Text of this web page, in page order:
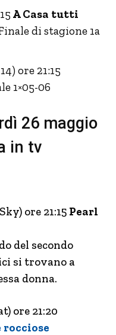
A Casa tutti
di stagione 1a
ore 21:15
1×05-06
26 maggio
in tv
ore 21:15 Pearl
del secondo
si trovano a
donna.
ore 21:20